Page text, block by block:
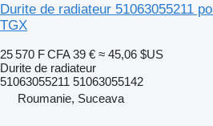
Durite de radiateur 51063055211
TGX
25 570 F CFA 39 € ≈ 45,06 $US
Durite de radiateur
51063055211 51063055142
Roumanie, Suceava